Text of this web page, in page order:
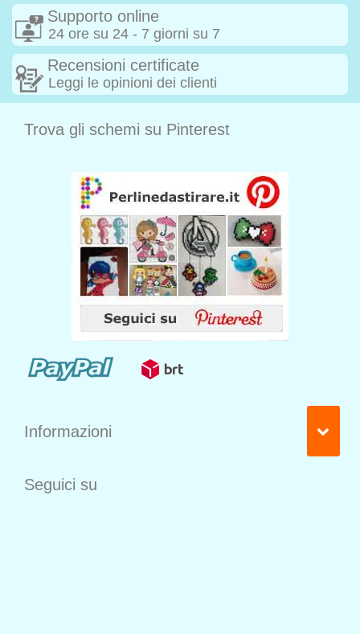
Supporto online
24 ore su 24 - 7 giorni su 7
Recensioni certificate
Leggi le opinioni dei clienti
Trova gli schemi su Pinterest
Informazioni
Seguici su